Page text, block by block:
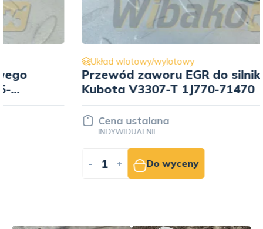
Układ wlotowy/wylotowy
Przewód zaworu EGR do silnika
Kubota V3307-T 1J770-71470
Cena ustalana
Do wyceny